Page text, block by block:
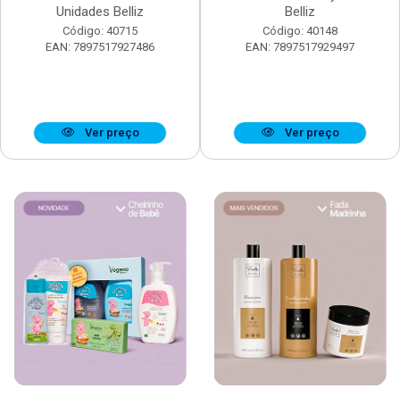
Unidades Belliz
Código: 40715
EAN: 7897517927486
Ver preço
Belliz
Código: 40148
EAN: 7897517929497
Ver preço